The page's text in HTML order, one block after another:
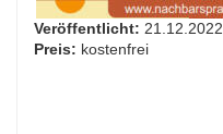
Veröffentlicht: 21.12.2022
Preis: kostenfrei